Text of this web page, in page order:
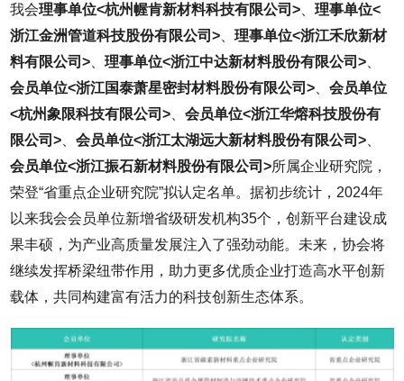
我会理事单位<杭州幄肯新材料科技有限公司> 、理事单位<
浙江金洲管道科技股份有限公司> 、理事单位<浙江禾欣新材
料有限公司> 、理事单位<浙江中达新材料股份有限公司>
会员单位<浙江国泰萧星密封材料股份有限公司> 、会员单位
<杭州象限科技有限公司> 、会员单位<浙江华熔科技股份有
限公司> 、会员单位<浙江太湖远大新材料股份有限公司>
会员单位<浙江振石新材料股份有限公司>所属企业研究院，
荣登“省重点企业研究院”拟认定名单。据初步统计，2024年
以来我会会员单位新增省级研发机构35个，创新平台建设成
果丰硕，为产业高质量发展注入了强劲动能。未来，协会将
继续发挥桥梁纽带作用，助力更多优质企业打造高水平创新
载体，共同构建富有活力的科技创新生态体系。